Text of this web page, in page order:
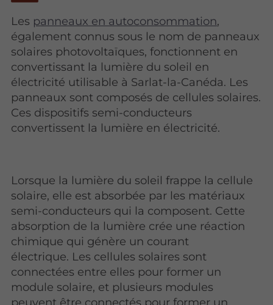
Les panneaux en autoconsommation,
également connus sous le nom de panneaux
solaires photovoltaïques, fonctionnent en
convertissant la lumière du soleil en
électricité utilisable à Sarlat-la-Canéda. Les
panneaux sont composés de cellules solaires.
Ces dispositifs semi-conducteurs
convertissent la lumière en électricité.
Lorsque la lumière du soleil frappe la cellule
solaire, elle est absorbée par les matériaux
semi-conducteurs qui la composent. Cette
absorption de la lumière crée une réaction
chimique qui génère un courant
électrique. Les cellules solaires sont
connectées entre elles pour former un
module solaire, et plusieurs modules